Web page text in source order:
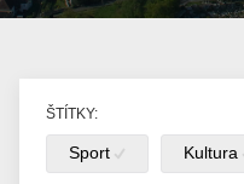
ŠTÍTKY:
Sport Kultura